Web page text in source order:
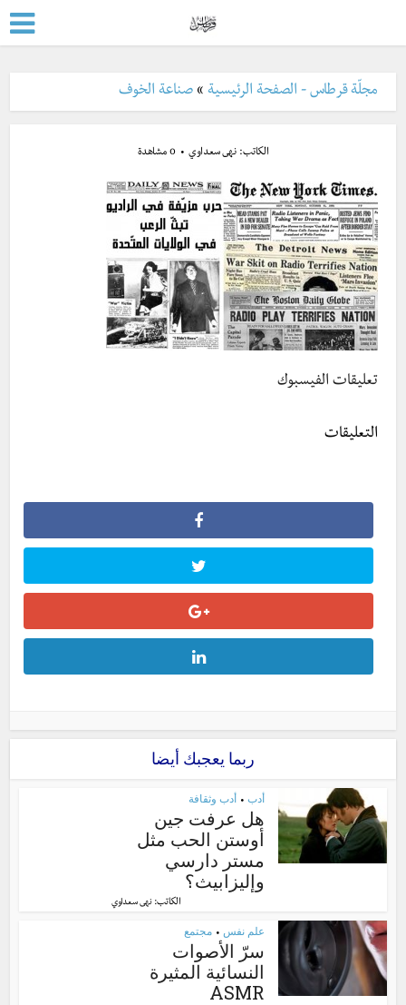
مجلّة قرطاس - الصفحة الرئيسية »صناعة الخوف
الكاتب:نهى سعداوي 0 مشاهدة
تعليقات الفيسبوك
التعليقات
ربما يعجبك أيضا
أدب • أدب وثقافة
هل عرفت جين
أوستن الحب مثل
مستر دارسي
وإليزابيث؟
الكاتب: نهى سعداوي
علم نفس • مجتمع
سرّ الأصوات
النسائية المثيرة
ASMR